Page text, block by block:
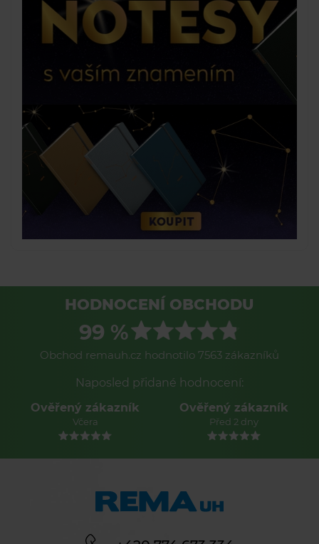
HODNOCENÍ OBCHODU
99 %
Obchod remauh.cz hodnotilo 7563 zákazníků
Naposled přidané hodnocení:
Ověřený zákazník
Včera
Ověřený zákazník
Před 2 dny